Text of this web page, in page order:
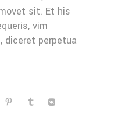
sit. Et his
vim
diceret perpetua